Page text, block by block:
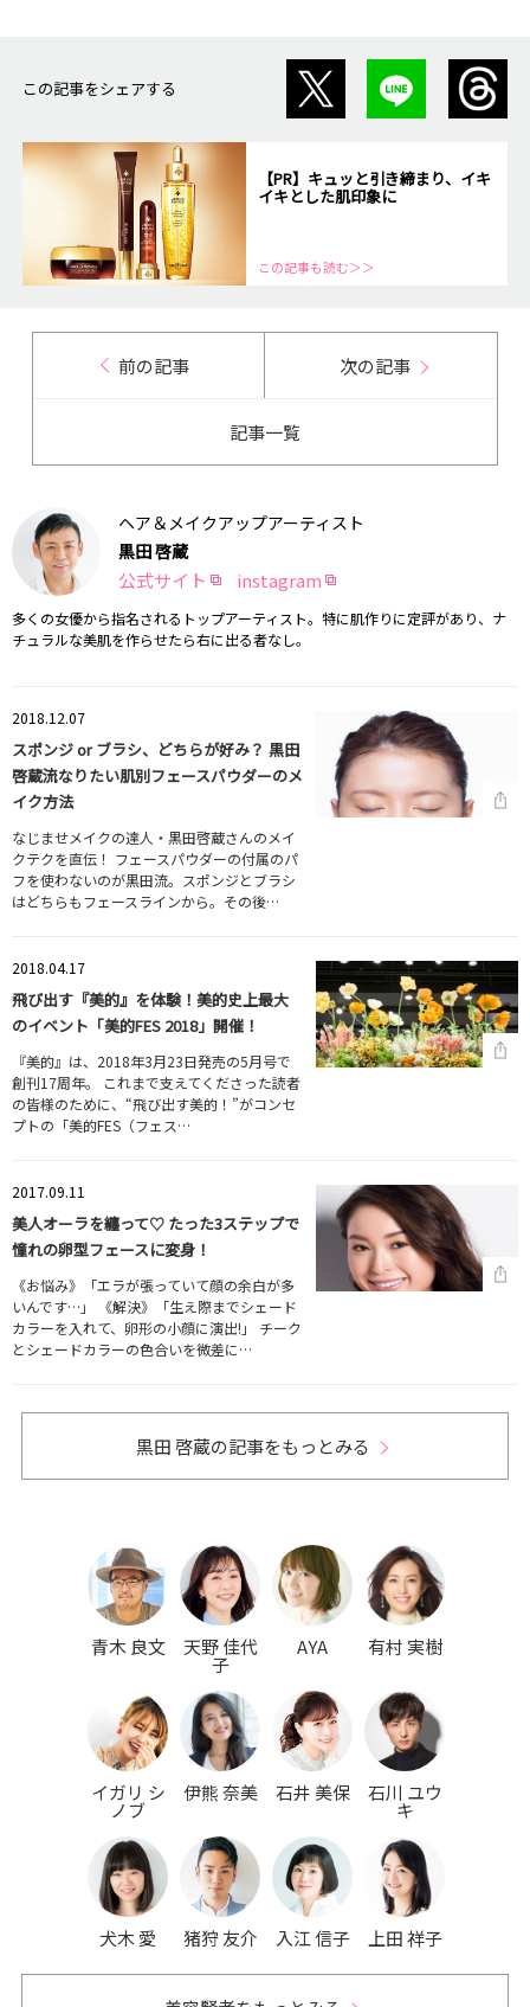
この記事をシェアする
【PR】キュッと引き締まり、イキ
イキとした肌印象に
この記事も読む＞＞
前の記事 次の記事
記事一覧
ヘア＆メイクアップアーティスト
黒田 啓蔵
公式サイト instagram
多くの女優から指名されるトップアーティスト。特に肌作りに定評があり、ナ
チュラルな美肌を作らせたら右に出る者なし。
2018.12.07
スポンジ or ブラシ、どちらが好み？ 黒田
啓蔵流なりたい肌別フェースパウダーのメ
イク方法
なじませメイクの達人・黒田啓蔵さんのメイ
クテクを直伝！ フェースパウダーの付属のパ
フを使わないのが黒田流。スポンジとブラシ
はどちらもフェースラインから。その後…
2018.04.17
飛び出す『美的』を体験！美的史上最大
のイベント「美的FES 2018」開催！
『美的』は、2018年3月23日発売の5月号で
創刊17周年。 これまで支えてくださった読者
の皆様のために、“飛び出す美的！”がコンセ
プトの「美的FES（フェス…
2017.09.11
美人オーラを纏って♡ たった3ステップで
憧れの卵型フェースに変身！
《お悩み》「エラが張っていて顔の余白が多
いんです…」 《解決》「生え際までシェード
カラーを入れて、卵形の小顔に演出!」 チーク
とシェードカラーの色合いを微差に…
黒田 啓蔵の記事をもっとみる
青木 良文 天野 佳代
子
AYA 有村 実樹
イガリ シ
ノブ
伊熊 奈美 石井 美保 石川 ユウ
キ
犬木 愛 猪狩 友介 入江 信子 上田 祥子